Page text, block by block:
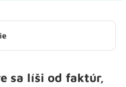
sa líši od faktúr,